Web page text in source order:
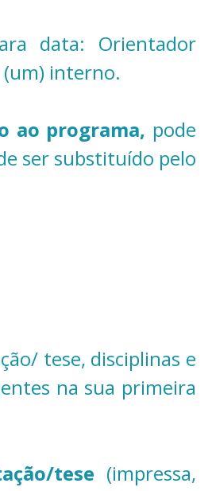
data: Orientador
(um) interno.
ao programa, pode
ser substituído pelo
tese, disciplinas e
na sua primeira
tese (impressa,